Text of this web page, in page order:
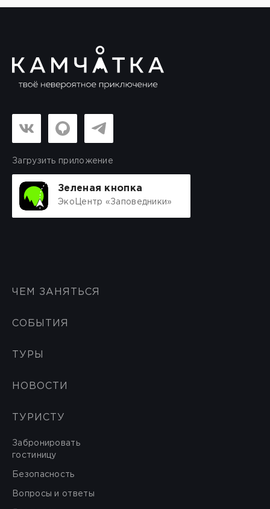
Загрузить приложение
Зеленая кнопка
ЭкоЦентр «Заповедники»
ЧЕМ ЗАНЯТЬСЯ
СОБЫТИЯ
ТУРЫ
НОВОСТИ
ТУРИСТУ
Забронировать
гостиницу
Безопасность
Вопросы и ответы